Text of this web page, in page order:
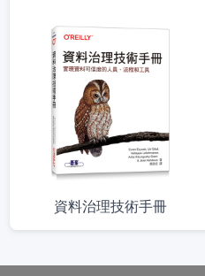
資料治理技術手冊